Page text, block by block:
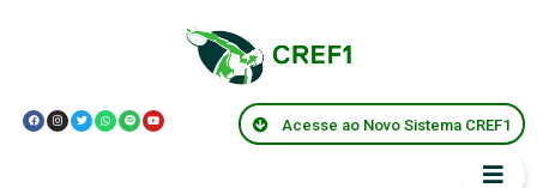
Acesse ao Novo Sistema CREF1